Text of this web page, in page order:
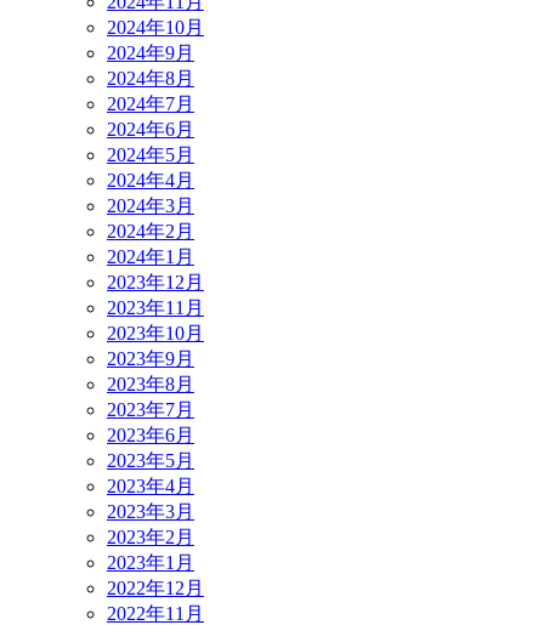
2024年10月
2024年9月
2024年8月
2024年7月
2024年6月
2024年5月
2024年4月
2024年3月
2024年2月
2024年1月
2023年12月
2023年11月
2023年10月
2023年9月
2023年8月
2023年7月
2023年6月
2023年5月
2023年4月
2023年3月
2023年2月
2023年1月
2022年12月
2022年11月